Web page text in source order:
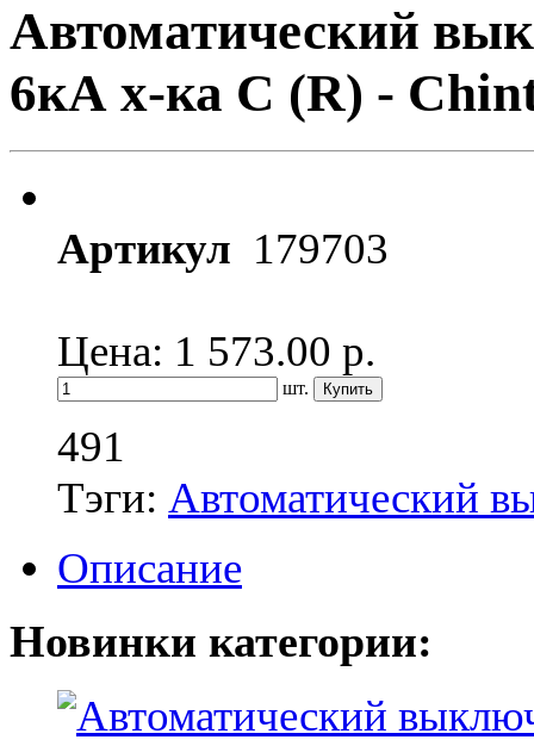
Автоматический
6кА х-ка C (R) -
Артикул 179703
Цена: 1 573.00 р.
шт.
491
Тэги: Автоматический
Описание
Новинки категории: